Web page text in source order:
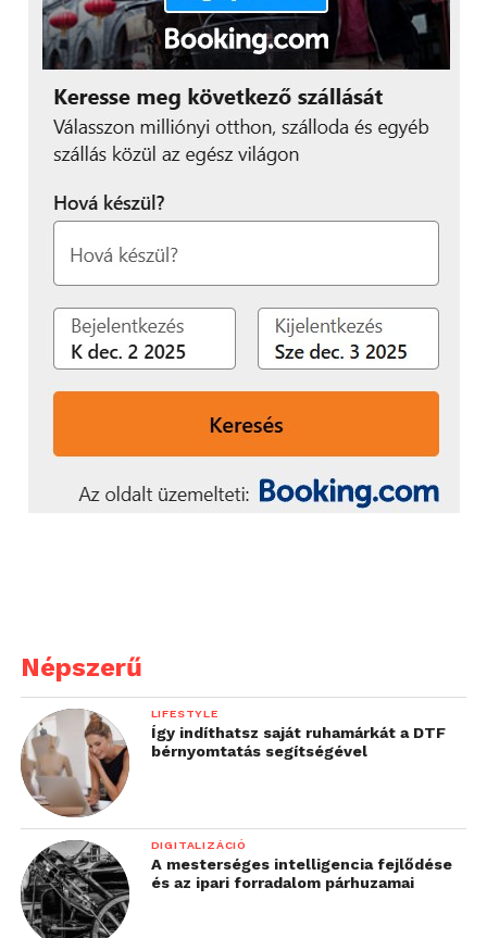
Végítélet
Összességében egy igazán remek telefonra
számíthatunk, ha a Galaxy A8-at vásároljuk,
gyakorlatilag a felsőközépkategóriás telefonok
gondoskodik arról, hogy a hétköznapi használat
során ne kelljen várnunk semmire, minden azonnal
megtörténik. Ettől függetlenül ne gondoljuk azt,
hogy ekkora összegért a világ legjobb telefonját
kapjuk a kezünkben, de ha valaki nem elvetemül
‘mobil-freak’, viszont szeretne egy okos, jól
használható telefont, ami ráadásul kifejezetten
ízléses külsővel rendelkezik, annak mindenképp
érdemes az A8-ra befizetni, amit amúgy az összes
Samsung márkakereskedésben ki lehet próbálni, sőt
akár órákig is lehet nyomkodni.
Népszerű
LIFESTYLE
Így indíthatsz saját ruhamárkát a DTF
bérnyomtatás segítségével
DIGITALIZÁCIÓ
A mesterséges intelligencia fejlődése
és az ipari forradalom párhuzamai